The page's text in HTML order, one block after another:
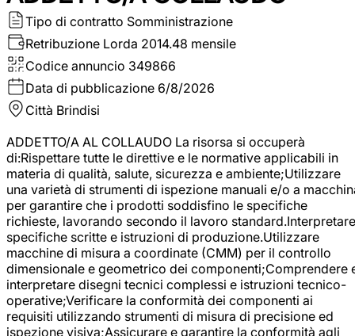
Tipo di contratto Somministrazione
Retribuzione Lorda 2014.48 mensile
Codice annuncio 349866
Data di pubblicazione 6/8/2026
Città Brindisi
ADDETTO/A AL COLLAUDO La risorsa si occuperà
di:Rispettare tutte le direttive e le normative applicabili in
materia di qualità, salute, sicurezza e ambiente;Utilizzare
una varietà di strumenti di ispezione manuali e/o a
per garantire che i prodotti soddisfino le specifiche
richieste, lavorando secondo il lavoro standard.Interpretare
specifiche scritte e istruzioni di produzione.Utilizzare
macchine di misura a coordinate (CMM) per il controllo
dimensionale e geometrico dei componenti;Comprendere
interpretare disegni tecnici complessi e istruzioni tecnico-
operative;Verificare la conformità dei componenti ai
requisiti utilizzando strumenti di misura di precisione ed
ispezione visiva;Assicurare e garantire la conformità agli